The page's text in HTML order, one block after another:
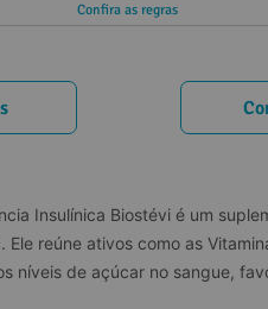
Confira as regras
Insulínica Biostévi é um
Ele reúne ativos como as
níveis de açúcar no sangue,